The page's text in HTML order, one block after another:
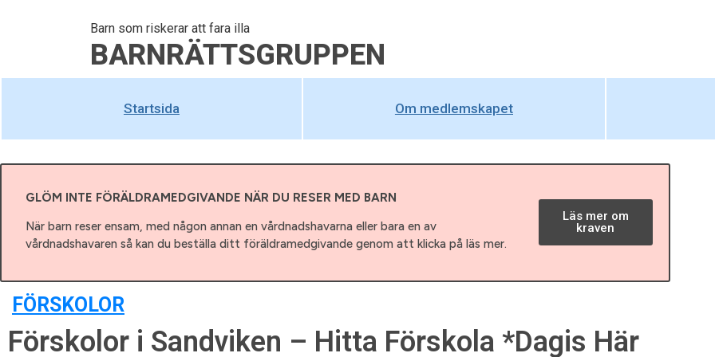
Barn som riskerar att fara illa
BARNRÄTTSGRUPPEN
Startsida Om medlemskapet
GLÖM INTE FÖRÄLDRAMEDGIVANDE NÄR DU RESER MED BARN
När barn reser ensam, med någon annan en vårdnadshavarna eller bara en av
vårdnadshavaren så kan du beställa ditt föräldramedgivande genom att klicka på läs mer.
Läs mer om
kraven
FÖRSKOLOR
Förskolor i Sandviken – Hitta Förskola *Dagis Här